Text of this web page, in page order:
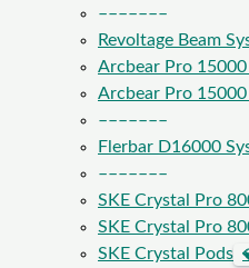
–––––––
Revoltage Beam
Arcbear Pro 15000
Arcbear Pro 15000
–––––––
Flerbar D16000
–––––––
SKE Crystal Pro
SKE Crystal Pro
SKE Crystal Pods